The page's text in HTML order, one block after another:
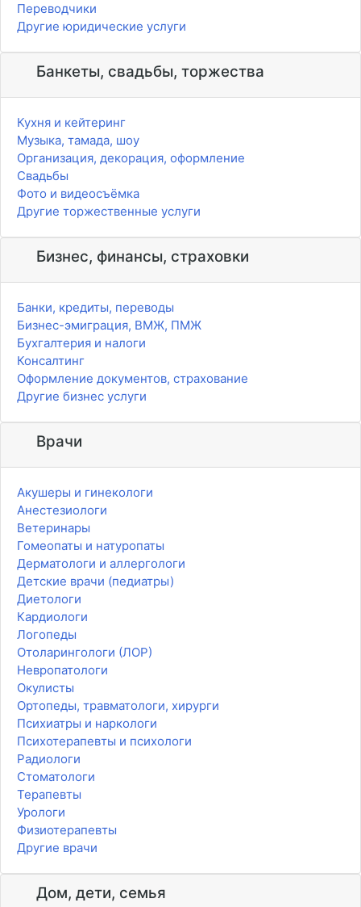
Переводчики
Другие юридические услуги
Банкеты, свадьбы, торжества
Кухня и кейтеринг
Музыка, тамада, шоу
Организация, декорация, оформление
Свадьбы
Фото и видеосъёмка
Другие торжественные услуги
Бизнес, финансы, страховки
Банки, кредиты, переводы
Бизнес-эмиграция, ВМЖ, ПМЖ
Бухгалтерия и налоги
Консалтинг
Оформление документов, страхование
Другие бизнес услуги
Врачи
Акушеры и гинекологи
Анестезиологи
Ветеринары
Гомеопаты и натуропаты
Дерматологи и аллергологи
Детские врачи (педиатры)
Диетологи
Кардиологи
Логопеды
Отоларингологи (ЛОР)
Невропатологи
Окулисты
Ортопеды, травматологи, хирурги
Психиатры и наркологи
Психотерапевты и психологи
Радиологи
Стоматологи
Терапевты
Урологи
Физиотерапевты
Другие врачи
Дом, дети, семья